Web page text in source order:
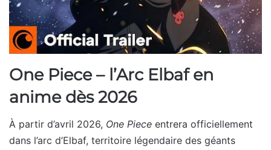
One Piece – l’Arc Elbaf en
anime dès 2026
À partir d’avril 2026, One Piece entrera officiellement
dans l’arc d’Elbaf, territoire légendaire des géants